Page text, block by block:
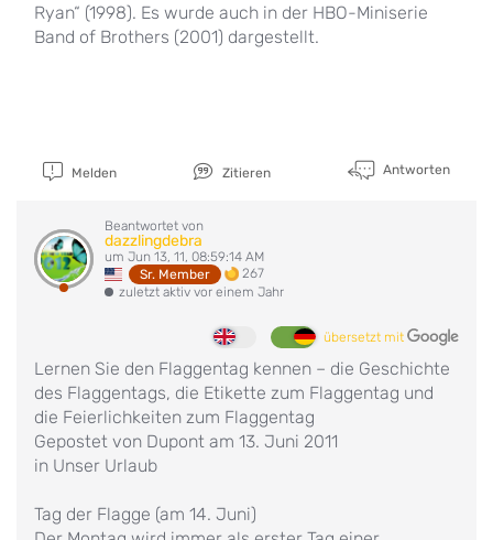
Ryan“ (1998). Es wurde auch in der HBO-Miniserie
Band of Brothers (2001) dargestellt.
Melden Zitieren Antworten
Beantwortet von
dazzlingdebra
um Jun 13, 11, 08:59:14 AM
Sr. Member
267
zuletzt aktiv vor einem Jahr
übersetzt mit
Lernen Sie den Flaggentag kennen – die Geschichte
des Flaggentags, die Etikette zum Flaggentag und
die Feierlichkeiten zum Flaggentag
Gepostet von Dupont am 13. Juni 2011
in Unser Urlaub
Tag der Flagge (am 14. Juni)